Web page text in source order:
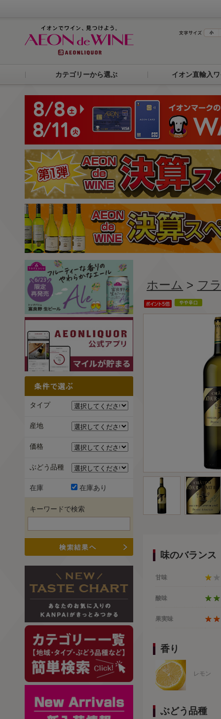
カテゴリーから選ぶ イオン直輸入
ホーム > フ
味のバランス
甘味
酸味
果実味
香り
レモン
ぶどう品種
タイプ
産地
価格
ぶどう品種
在庫 在庫あり
キーワードで検索